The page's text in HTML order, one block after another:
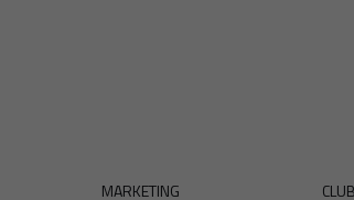
MARKETING